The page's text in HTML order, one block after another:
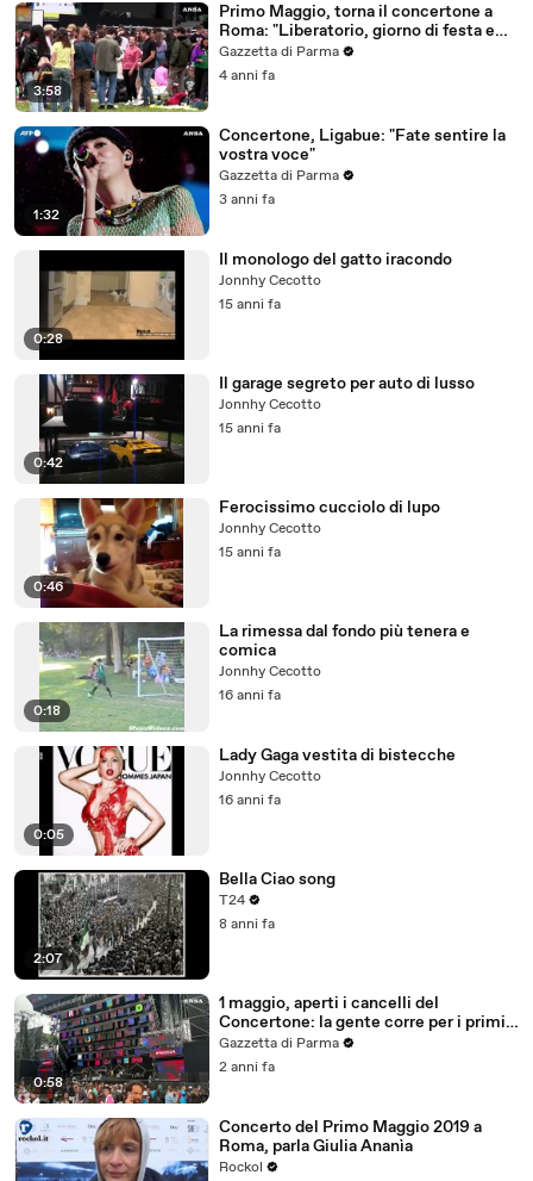
3:58
Primo Maggio, torna il concertone a
Roma: "Liberatorio, giorno di festa e
ritorno alla normalita'"
Gazzetta di Parma
4 anni fa
1:32
Concertone, Ligabue: "Fate sentire la
vostra voce"
Gazzetta di Parma
3 anni fa
0:28
Il monologo del gatto iracondo
Jonnhy Cecotto
15 anni fa
0:42
Il garage segreto per auto di lusso
Jonnhy Cecotto
15 anni fa
0:46
Ferocissimo cucciolo di lupo
Jonnhy Cecotto
15 anni fa
0:18
La rimessa dal fondo più tenera e
comica
Jonnhy Cecotto
16 anni fa
0:05
Lady Gaga vestita di bistecche
Jonnhy Cecotto
16 anni fa
2:07
Bella Ciao song
T24
8 anni fa
0:58
1 maggio, aperti i cancelli del
Concertone: la gente corre per i primi
posti
Gazzetta di Parma
2 anni fa
Concerto del Primo Maggio 2019 a
Roma, parla Giulia Ananìa
Rockol